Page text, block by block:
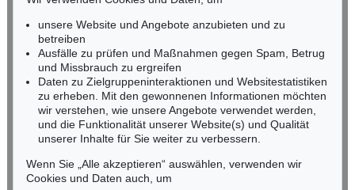
Auktion 345 - Lot 120
Auktion 406 - Lot 18
RHEINLAND-PFALZ
Miriam Heß
Tel.: +49 (0)62 21 58 80-038
Fax: +49 (0)62 21 58 80-595
infoheidelberg@kettererkunst.de
NORDDEUTSCHLAND
Nico Kassel, M.A.
Tel.: +49 (0)89 55244-164
Mobil: +49 (0)171 8618661
n.kassel@kettererkunst.de
unsere Website und Angebote anzubieten und zu
betreiben
Ausfälle zu prüfen und Maßnahmen gegen Spam, Betrug
und Missbrauch zu ergreifen
Daten zu Zielgruppeninteraktionen und Websitestatistiken
zu erheben. Mit den gewonnenen Informationen möchten
wir verstehen, wie unsere Angebote verwendet werden,
und die Funktionalität unserer Website(s) und Qualität
unserer Inhalte für Sie weiter zu verbessern.
Wenn Sie „Alle akzeptieren“ auswählen, verwenden wir
Cookies und Daten auch, um